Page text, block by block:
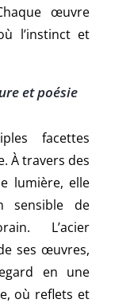
œuvre
l’instinct et
et poésie
facettes
À travers des
lumière, elle
sensible de
L’acier
ses œuvres,
en une
où reflets et